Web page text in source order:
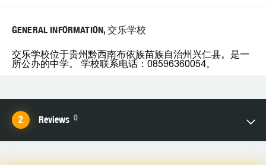
GENERAL INFORMATION, 交乐学校
交乐学校位于贵州黔西南布依族苗族自治州兴仁县。是一
所公办的中学。 学校联系电话：08596360054。
Reviews 0